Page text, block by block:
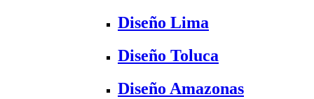
Diseño Lima
Diseño Toluca
Diseño Amazonas